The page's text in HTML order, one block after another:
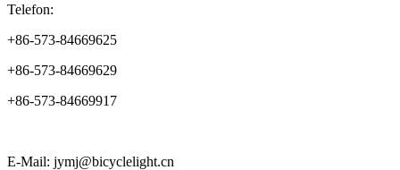
Telefon:
+86-573-84669625
+86-573-84669629
+86-573-84669917
E-Mail: jymj@bicyclelight.cn